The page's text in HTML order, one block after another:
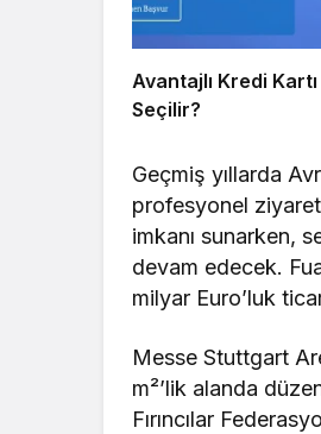
Avantajlı Kredi Kartı
Seçilir?
Geçmiş yıllarda
profesyonel
imkanı sunarken,
devam edecek.
milyar Euro’luk
Messe Stuttgart
m²’lik alanda
Fırıncılar